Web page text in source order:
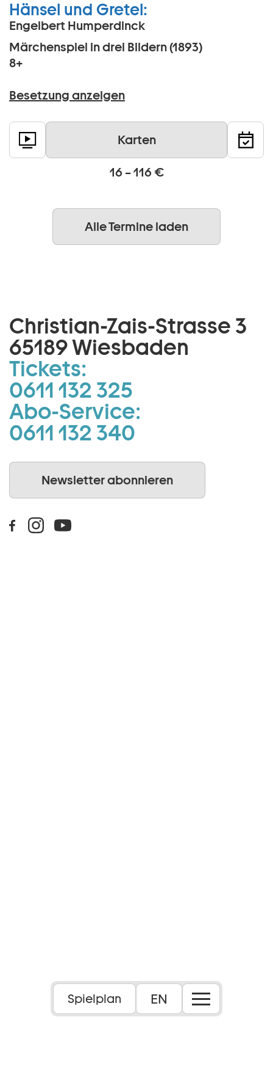
Spielplan EN
Hänsel und Gretel:
Engelbert Humperdinck
Märchenspiel in drei Bildern (1893)
8+
Besetzung anzeigen
Karten
16 – 116 €
Alle Termine laden
Christian-Zais-Strasse 3
65189 Wiesbaden
Tickets:
0611 132 325
Abo-Service:
0611 132 340
Newsletter abonnieren